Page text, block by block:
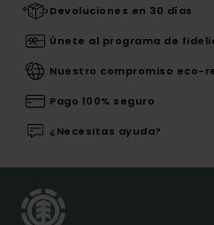
Devoluciones en 30 días
Únete al programa de
Nuestro compromiso eco-
Pago 100% seguro
¿Necesitas ayuda?